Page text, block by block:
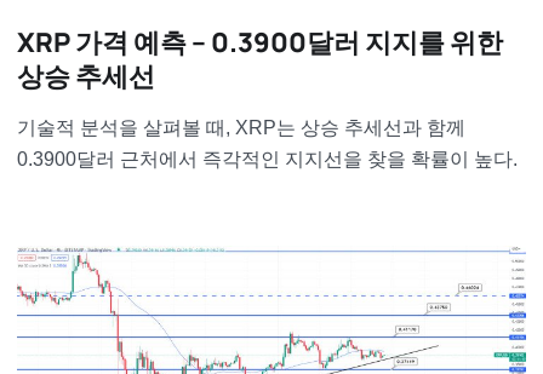
XRP 가격 예측 – 0.3900달러 지지를 위한
상승 추세선
기술적 분석을 살펴볼 때, XRP는 상승 추세선과 함께
0.3900달러 근처에서 즉각적인 지지선을 찾을 확률이 높다.